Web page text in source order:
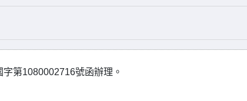
第1080002716號函辦理。